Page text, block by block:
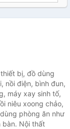
bị, đồ dùng
nồi điện, bình đun,
máy xay sinh tố,
niêu xoong chảo,
phòng ăn như
bàn. Nội thất